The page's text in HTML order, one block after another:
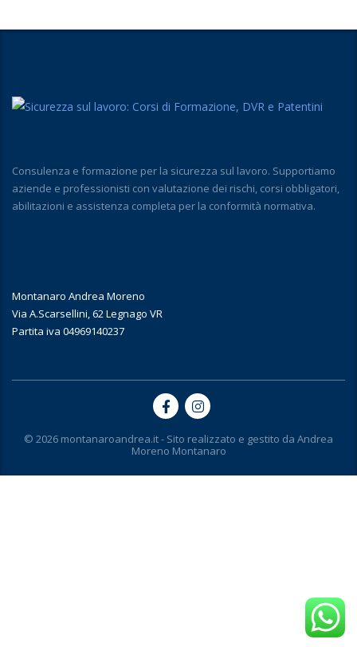
Consulenza e formazione per la sicurezza sul lavoro. Supportiamo
aziende e professionisti con valutazione dei rischi, corsi obbligatori,
abilitazioni e assistenza completa per la conformità normativa.
Montanaro Andrea Moreno
Via A.Scarsellini, 62 Legnago VR
Partita iva 04969140237
© 2026 montanaroandrea.it - Sito realizzato e gestito da Andrea
Moreno Montanaro